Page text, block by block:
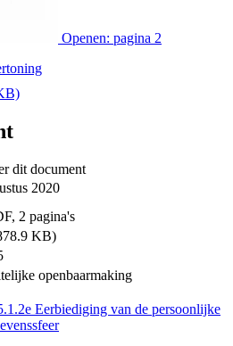
Openen: pagina 2
dit document
2020
2 pagina's
KB)
openbaarmaking
Eerbiediging van de persoonlijke